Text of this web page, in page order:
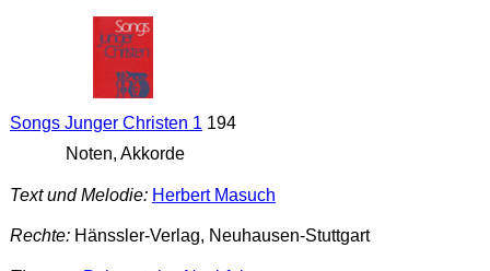
Songs Junger Christen 1 194
Noten, Akkorde
Text und Melodie: Herbert Masuch
Rechte:Hänssler-Verlag, Neuhausen-Stuttgart